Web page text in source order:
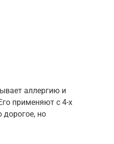
аллергию и
применяют с 4-х
но